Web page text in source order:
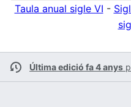
Taula anual sigle VI -
Última edició fa 4 anys